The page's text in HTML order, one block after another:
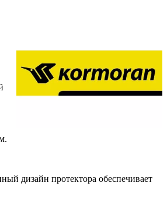
дизайн протектора обеспечивает